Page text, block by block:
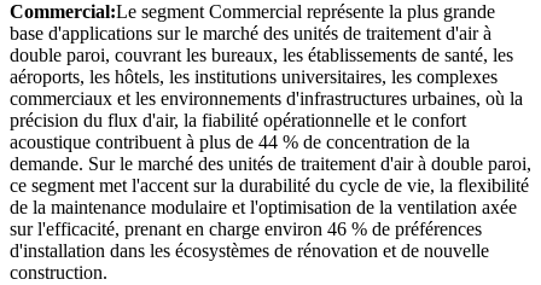
Commercial:Le segment Commercial représente la plus grande
base d'applications sur le marché des unités de traitement d'air à
double paroi, couvrant les bureaux, les établissements de santé, les
aéroports, les hôtels, les institutions universitaires, les complexes
commerciaux et les environnements d'infrastructures urbaines, où la
précision du flux d'air, la fiabilité opérationnelle et le confort
acoustique contribuent à plus de 44 % de concentration de la
demande. Sur le marché des unités de traitement d'air à double paroi,
ce segment met l'accent sur la durabilité du cycle de vie, la flexibilité
de la maintenance modulaire et l'optimisation de la ventilation axée
sur l'efficacité, prenant en charge environ 46 % de préférences
d'installation dans les écosystèmes de rénovation et de nouvelle
construction.